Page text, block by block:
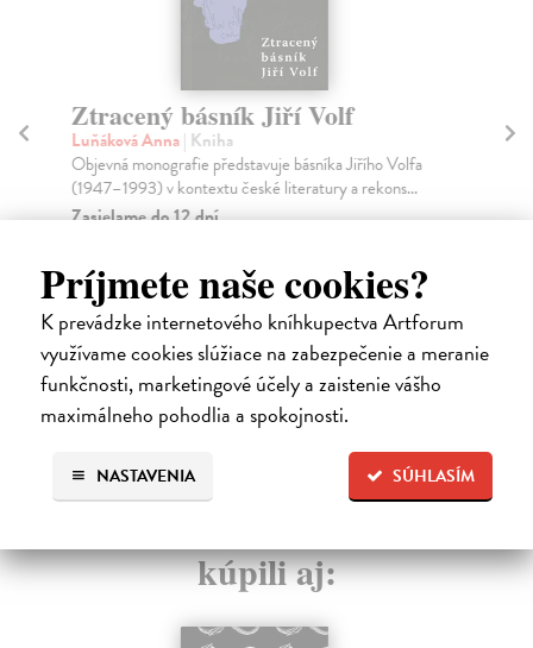
Príjmete naše cookies?
K prevádzke internetového kníhkupectva Artforum
využívame cookies slúžiace na zabezpečenie a meranie
funkčnosti, marketingové účely a zaistenie vášho
maximálneho pohodlia a spokojnosti.
SÚHLASÍM
NASTAVENIA
Jiří Volf
básníka Jiřího Volfa
literatury a rekons...
Céline v Čechách
Výpravná kniha podává
výpověď o procesu přijímání a
14,55 €
15,00 € ?
High-contrast mode
Čitatelia s podobným vkusom si
kúpili aj: